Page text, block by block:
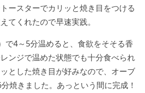
ースターでカリッと焼き目をつける
てくれたので早速実践。
で4～5分温めると、食欲をそそる香
ンジで温めた状態でも十分食べられ
とした焼き目が好みなので、オーブ
焼きました。あっという間に完成！